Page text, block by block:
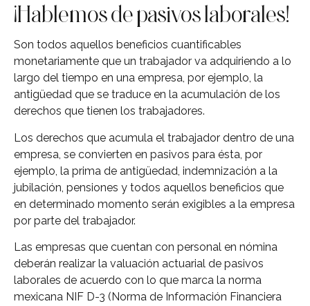
¡Hablemos de pasivos laborales!
Son todos aquellos beneficios cuantificables
monetariamente que un trabajador va adquiriendo a lo
largo del tiempo en una empresa, por ejemplo, la
antigüedad que se traduce en la acumulación de los
derechos que tienen los trabajadores.
Los derechos que acumula el trabajador dentro de una
empresa, se convierten en pasivos para ésta, por
ejemplo, la prima de antigüedad, indemnización a la
jubilación, pensiones y todos aquellos beneficios que
en determinado momento serán exigibles a la empresa
por parte del trabajador.
Las empresas que cuentan con personal en nómina
deberán realizar la valuación actuarial de pasivos
laborales de acuerdo con lo que marca la norma
mexicana NIF D-3 (Norma de Información Financiera